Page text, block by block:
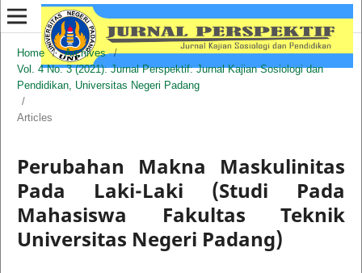
Home / Archives
/
Vol. 4 No. 3 (2021): Jurnal Perspektif: Jurnal Kajian Sosiologi dan
Pendidikan, Universitas Negeri Padang
/
Articles
Perubahan Makna Maskulinitas
Pada Laki-Laki (Studi Pada
Mahasiswa Fakultas Teknik
Universitas Negeri Padang)